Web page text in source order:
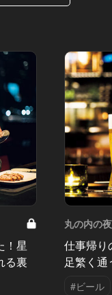
！星
る裏
丸の内の
仕事帰り
足繁く
#ビール